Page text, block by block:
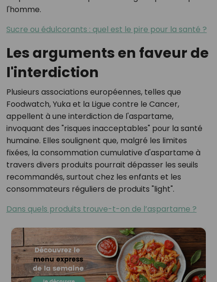
l'homme.
Sucre ou édulcorants : quel est le pire pour la santé ?
Les arguments en faveur de
l'interdiction
Plusieurs associations européennes, telles que
Foodwatch, Yuka et la Ligue contre le Cancer,
appellent à une interdiction de l'aspartame,
invoquant des "risques inacceptables" pour la santé
humaine. Elles soulignent que, malgré les limites
fixées, la consommation cumulative d'aspartame à
travers divers produits pourrait dépasser les seuils
recommandés, surtout chez les enfants et les
consommateurs réguliers de produits "light".
Dans quels produits trouve-t-on de l’aspartame ?